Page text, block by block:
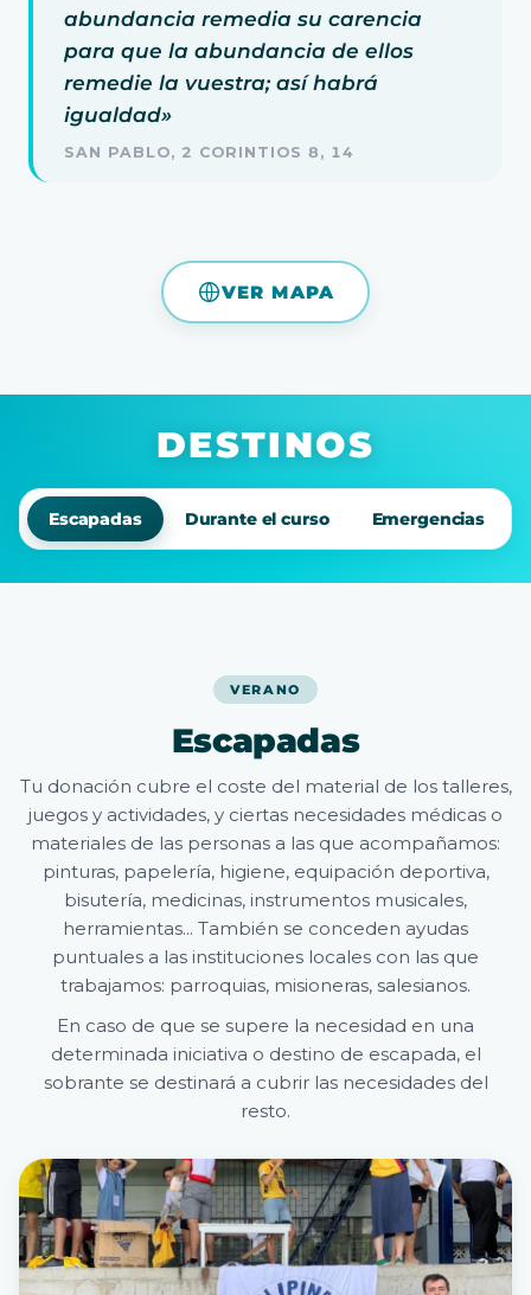
abundancia remedia su carencia
para que la abundancia de ellos
remedie la vuestra; así habrá
igualdad»
SAN PABLO, 2 CORINTIOS 8, 14
VER MAPA
DESTINOS
Escapadas Durante el curso Emergencias
VERANO
Escapadas
Tu donación cubre el coste del material de los talleres,
juegos y actividades, y ciertas necesidades médicas o
materiales de las personas a las que acompañamos:
pinturas, papelería, higiene, equipación deportiva,
bisutería, medicinas, instrumentos musicales,
herramientas... También se conceden ayudas
puntuales a las instituciones locales con las que
trabajamos: parroquias, misioneras, salesianos.
En caso de que se supere la necesidad en una
determinada iniciativa o destino de escapada, el
sobrante se destinará a cubrir las necesidades del
resto.